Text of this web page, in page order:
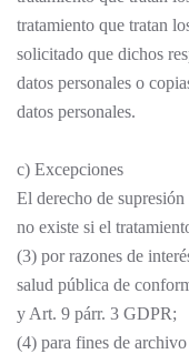
tratamiento que tratan
solicitado que dichos
datos personales o
datos personales.
c) Excepciones
El derecho de
no existe si el
(3) por razones de
salud pública de
y Art. 9 párr. 3 GDPR;
(4) para fines de